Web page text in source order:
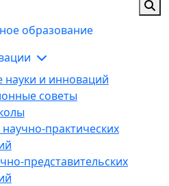
образование
науки и инноваций
советы
практических
представительских